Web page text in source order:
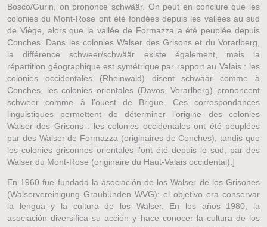
Bosco/Gurin, on prononce schwäär. On peut en conclure que les
colonies du Mont-Rose ont été fondées depuis les vallées au sud
de Viège, alors que la vallée de Formazza a été peuplée depuis
Conches. Dans les colonies Walser des Grisons et du Vorarlberg,
la différence schweer/schwäär existe également, mais la
répartition géographique est symétrique par rapport au Valais : les
colonies occidentales (Rheinwald) disent schwäär comme à
Conches, les colonies orientales (Davos, Vorarlberg) prononcent
schweer comme à l’ouest de Brigue. Ces correspondances
linguistiques permettent de déterminer l’origine des colonies
Walser des Grisons : les colonies occidentales ont été peuplées
par des Walser de Formazza (originaires de Conches), tandis que
les colonies grisonnes orientales l’ont été depuis le sud, par des
Walser du Mont-Rose (originaire du Haut-Valais occidental).]
En 1960 fue fundada la asociación de los Walser de los Grisones
(Walservereinigung Graubünden WVG): el objetivo era conservar
la lengua y la cultura de los Walser. En los años 1980, la
asociación diversifica su acción y hace conocer la cultura de los